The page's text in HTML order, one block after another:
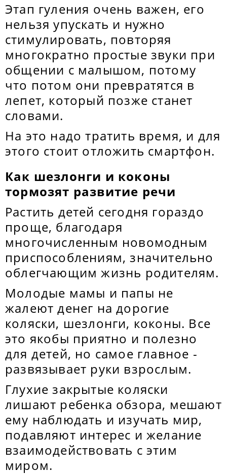
Этап гуления очень важен, его
нельзя упускать и нужно
стимулировать, повторяя
многократно простые звуки при
общении с малышом, потому
что потом они превратятся в
лепет, который позже станет
словами.
На это надо тратить время, и для
этого стоит отложить смартфон.
Как шезлонги и коконы
тормозят развитие речи
Растить детей сегодня гораздо
проще, благодаря
многочисленным новомодным
приспособлениям, значительно
облегчающим жизнь родителям.
Молодые мамы и папы не
жалеют денег на дорогие
коляски, шезлонги, коконы. Все
это якобы приятно и полезно
для детей, но самое главное -
развязывает руки взрослым.
Глухие закрытые коляски
лишают ребенка обзора, мешают
ему наблюдать и изучать мир,
подавляют интерес и желание
взаимодействовать с этим
миром.